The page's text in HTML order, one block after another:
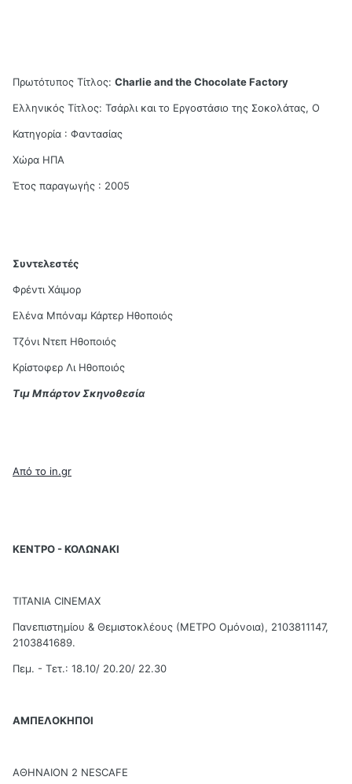
Πρωτότυπος Τίτλος: Charlie and the Chocolate Factory
Ελληνικός Τίτλος: Τσάρλι και το Εργοστάσιο της Σοκολάτας, Ο
Κατηγορία : Φαντασίας
Χώρα ΗΠΑ
Έτος παραγωγής : 2005
Συντελεστές
Φρέντι Χάιμορ
Ελένα Μπόναμ Κάρτερ Ηθοποιός
Τζόνι Ντεπ Ηθοποιός
Κρίστοφερ Λι Ηθοποιός
Τιμ Μπάρτον Σκηνοθεσία
Από το in.gr
ΚΕΝΤΡΟ - ΚΟΛΩΝΑΚΙ
ΤΙΤΑΝΙΑ CINEMAX
Πανεπιστημίου & Θεμιστοκλέους (ΜΕΤΡΟ Ομόνοια), 2103811147,
2103841689.
Πεμ. - Τετ.: 18.10/ 20.20/ 22.30
ΑΜΠΕΛΟΚΗΠΟΙ
ΑΘΗΝΑΙΟΝ 2 NESCAFE